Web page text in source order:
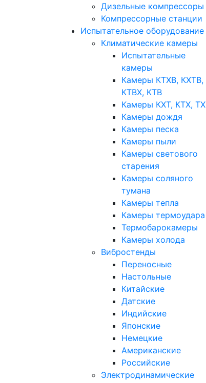
Дизельные компрессоры
Компрессорные станции
Испытательное оборудование
Климатические камеры
Испытательные
камеры
Камеры КТХВ, КХТВ,
КТВХ, КТВ
Камеры КХТ, КТХ, ТХ
Камеры дождя
Камеры песка
Камеры пыли
Камеры светового
старения
Камеры соляного
тумана
Камеры тепла
Камеры термоудара
Термобарокамеры
Камеры холода
Вибростенды
Переносные
Настольные
Китайские
Датские
Индийские
Японские
Немецкие
Американские
Российские
Электродинамические